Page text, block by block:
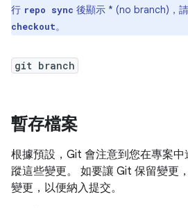
行 repo sync 後顯示 * (no branch)，
checkout。
git branch
暫存檔案
根據預設，Git 會注意到您在專案
蹤這些變更。 如要讓 Git 保留變更
變更，以便納入提交。